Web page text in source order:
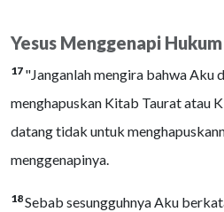
Yesus Menggenapi
17 "Janganlah mengira bahwa Aku
menghapuskan Kitab Taurat atau
datang tidak untuk
menggenapinya.
18Sebab sesungguhnya Aku